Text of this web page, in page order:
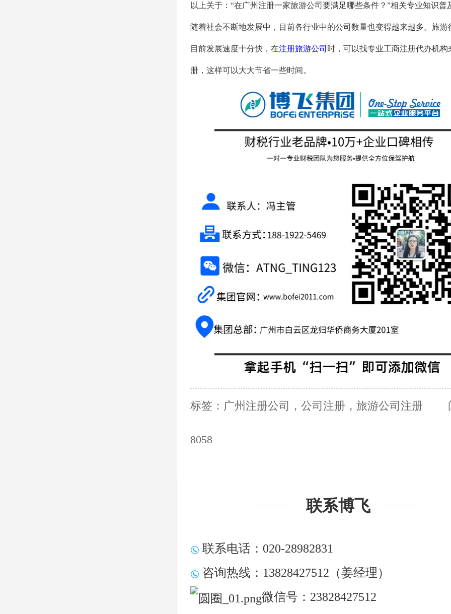
以上关于： “在广州注册一家旅游公司要满足哪些条件？”相关专业知识普
随着社会不断地发展中，目前各行业中的公司数量也变得越来越多。旅游
目前发展速度十分快，在注册旅游公司 时，可以找专业工商注册代办机构
册，这样可以大大节省一些时间。
标签：广州注册公司，公司注册，旅游公司注册
8058
联系博飞
联系电话：020-28982831
咨询热线：13828427512（姜经理）
微信号：23828427512